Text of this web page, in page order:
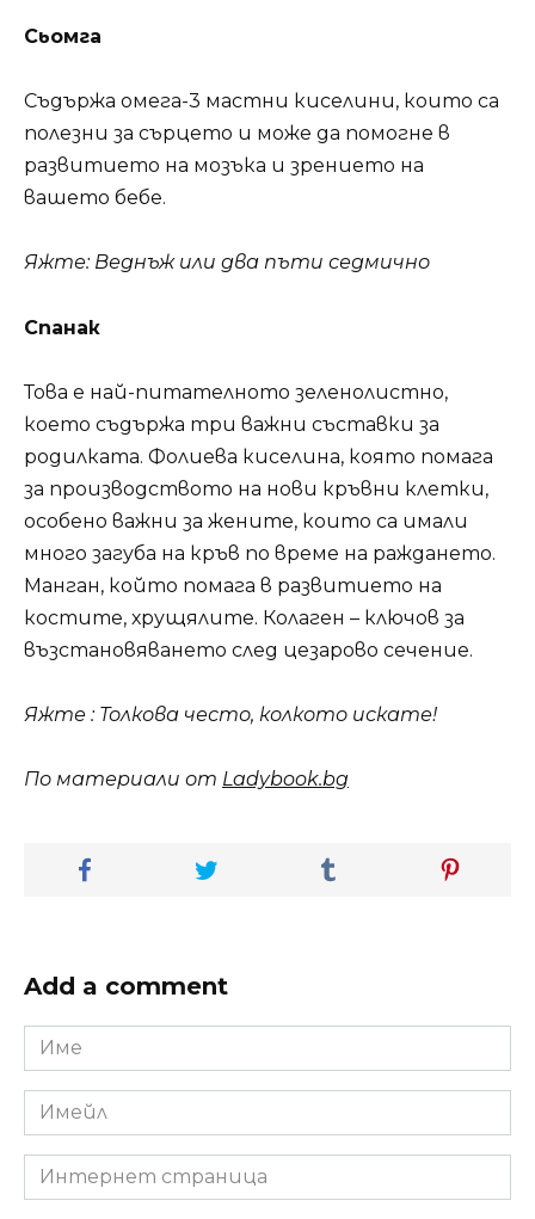
Сьомга
Съдържа омега-3 мастни киселини, които са
полезни за сърцето и може да помогне в
развитието на мозъка и зрението на
вашето бебе.
Яжте: Веднъж или два пъти седмично
Спанак
Това е най-питателното зеленолистно,
което съдържа три важни съставки за
родилката. Фолиева киселина, която помага
за производството на нови кръвни клетки,
особено важни за жените, които са имали
много загуба на кръв по време на раждането.
Манган, който помага в развитието на
костите, хрущялите. Колаген – ключов за
възстановяването след цезарово сечение.
Яжте : Толкова често, колкото искате!
По материали от Ladybook.bg
Add a comment
Име
*
Имейл
*
Интернет
страница